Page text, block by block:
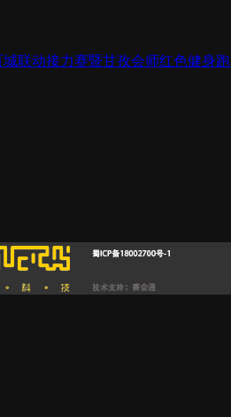
联动接力赛暨甘孜会师红色健身跑